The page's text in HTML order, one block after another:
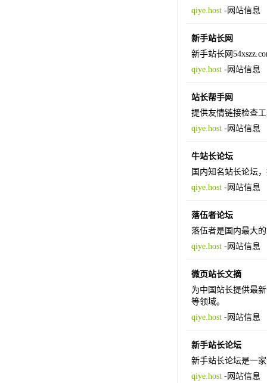
qiye.host-网站信息
新手站长网
新手站长网
qiye.host-网站信息
站长帮手网
提供友情链接检查
qiye.host-网站信息
牛站长论坛
国内知名站长论坛
qiye.host-网站信息
落伍者论坛
落伍者是国内最大
qiye.host-网站信息
微页站长文摘
为中国站长提供最
等领域。
qiye.host-网站信息
新手站长论坛
新手站长论坛是一
qiye.host-网站信息